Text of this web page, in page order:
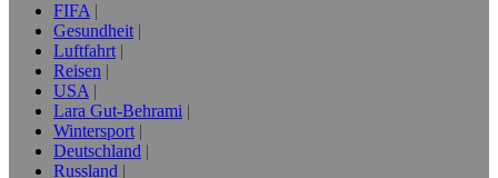
FIFA
Gesundheit
Luftfahrt
Reisen
USA
Lara Gut-Behrami
Wintersport
Deutschland
Russland